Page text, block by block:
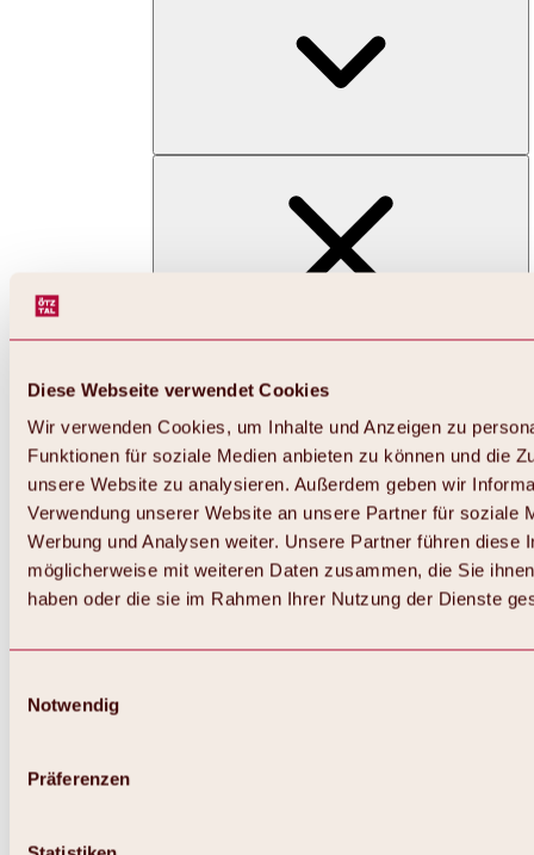
Diese Webseite verwendet Cookies
Wir verwenden Cookies, um Inhalte und Anzeigen zu
Funktionen für soziale Medien anbieten zu können und die
unsere Website zu analysieren. Außerdem geben wir
Verwendung unserer Website an unsere Partner für soziale
Werbung und Analysen weiter. Unsere Partner führen diese
möglicherweise mit weiteren Daten zusammen, die Sie
haben oder die sie im Rahmen Ihrer Nutzung der Dienste
Notwendig
Präferenzen